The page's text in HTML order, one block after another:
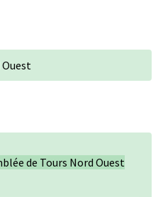
Ouest
de Tours Nord Ouest